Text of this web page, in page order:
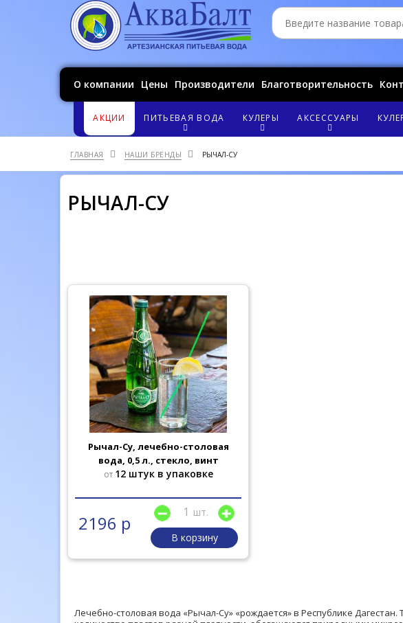
О компании Цены Производители Благотворительность
АКЦИИ ПИТЬЕВАЯ ВОДА КУЛЕРЫ АКСЕССУАРЫ
ГЛАВНАЯ НАШИ БРЕНДЫ РЫЧАЛ-СУ
РЫЧАЛ-СУ
Рычал-Су, лечебно-столовая
вода, 0,5 л., стекло, винт
от 12 штук в упаковке
2196 р
шт.
В корзину
Лечебно-столовая вода «Рычал-Су» «рождается» в Республике